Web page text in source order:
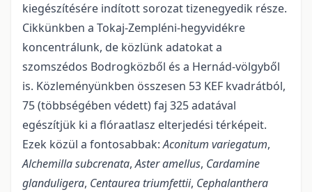
kiegészítésére indított sorozat tizenegyedik része.
Cikkünkben a Tokaj-Zempléni-hegyvidékre
koncentrálunk, de közlünk adatokat a
szomszédos Bodrogközből és a Hernád-völgyből
is. Közlemé­nyünkben összesen 53 KEF kvadrátból,
75 (többségében védett) faj 325 adatával
egészítjük ki a flóraat­lasz elterjedési térképeit.
Ezek közül a fontosabbak:Aconitum variegatum,
Alchemilla subcrenata,Aster amellus, Cardamine
glanduligera, Centaurea triumfettii, Cephalanthera